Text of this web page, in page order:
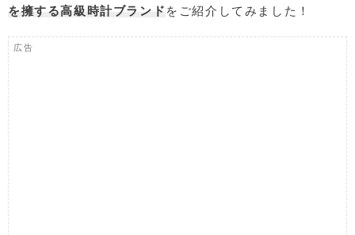
を擁する高級時計ブランド をご紹介してみました！
広告